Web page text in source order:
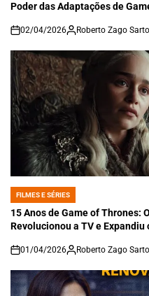
Poder das Adaptações de
on
02/04/2026 Roberto Zago
POSTED
IN
FILMES E SÉRIES
15 Anos de Game of Thrones:
Revolucionou a TV e Expandiu
on
01/04/2026 Roberto Zago